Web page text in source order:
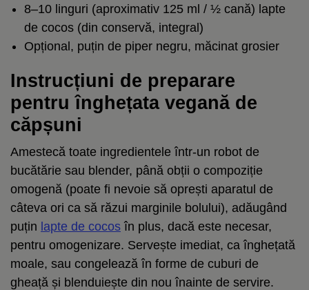
8–10 linguri (aproximativ 125 ml / ½ cană) lapte
de cocos (din conservă, integral)
Opțional, puțin de piper negru, măcinat grosier
Instrucțiuni de preparare
pentru înghețata vegană de
căpșuni
Amestecă toate ingredientele într-un robot de
bucătărie sau blender, până obții o compoziție
omogenă (poate fi nevoie să oprești aparatul de
câteva ori ca să răzui marginile bolului), adăugând
puțin lapte de cocos în plus, dacă este necesar,
pentru omogenizare. Servește imediat, ca înghețată
moale, sau congelează în forme de cuburi de
gheață și blenduiește din nou înainte de servire.